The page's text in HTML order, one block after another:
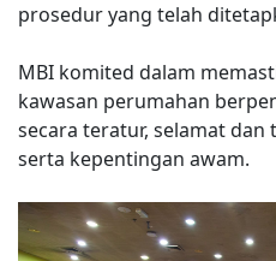
prosedur yang telah
MBI komited dalam
kawasan perumahan
secara teratur, selamat dan
serta kepentingan awam.